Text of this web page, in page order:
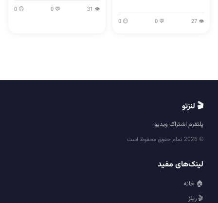
👁 27
💬 0
😊 0
👁 31
💬 0
😊 0
🎬 لنزتو
پلتفرم اشتراک ویدیو
© 2026 تمام حقوق محفوظ است
لینک‌های مفید
🏠 خانه
🎬 ریلز